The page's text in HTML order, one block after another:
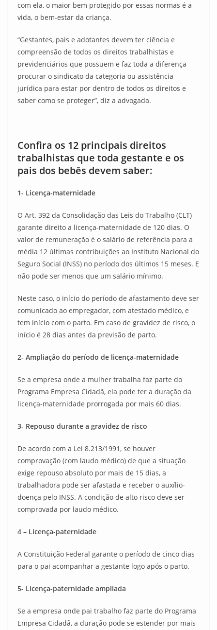
com ela, o maior bem protegido por essas normas é a
vida, o bem-estar da criança.
“Gestantes, pais e adotantes devem ter ciência e
compreensão de todos os direitos trabalhistas e
previdenciários que possuem e faz toda a diferença
procurar o sindicato da categoria ou assistência
jurídica para estar por dentro de todos os direitos e
saber como se proteger”, diz a advogada.
Confira os 12 principais direitos
trabalhistas que toda gestante e os
pais dos bebês devem saber:
1- Licença-maternidade
O Art. 392 da Consolidação das Leis do Trabalho (CLT)
garante direito a licença-maternidade de 120 dias. O
valor de remuneração é o salário de referência para a
média 12 últimas contribuições ao Instituto Nacional do
Seguro Social (INSS) no período dos últimos 15 meses. E
não pode ser menos que um salário mínimo.
Neste caso, o início do período de afastamento deve ser
comunicado ao empregador, com atestado médico, e
tem início com o parto. Em caso de gravidez de risco, o
início é 28 dias antes da previsão de parto.
2- Ampliação do período de licença-maternidade
Se a empresa onde a mulher trabalha faz parte do
Programa Empresa Cidadã, ela pode ter a duração da
licença-maternidade prorrogada por mais 60 dias.
3- Repouso durante a gravidez de risco
De acordo com a Lei 8.213/1991, se houver
comprovação (com laudo médico) de que a situação
exige repouso absoluto por mais de 15 dias, a
trabalhadora pode ser afastada e receber o auxílio-
doença pelo INSS. A condição de alto risco deve ser
comprovada por laudo médico.
4 – Licença-paternidade
A Constituição Federal garante o período de cinco dias
para o pai acompanhar a gestante logo após o parto.
5- Licença-paternidade ampliada
Se a empresa onde pai trabalho faz parte do Programa
Empresa Cidadã, a duração pode se estender por mais